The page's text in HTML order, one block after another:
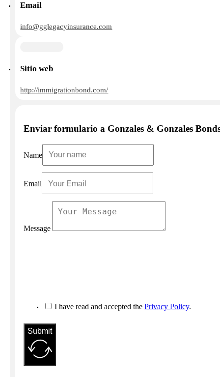
Email
info@gglegacyinsurance.com
Sitio web
http://immigrationbond.com/
Enviar formulario a Gonzales & Gonzales
Name
Email
Message
I have read and accepted thePrivacy Policy.
Submit